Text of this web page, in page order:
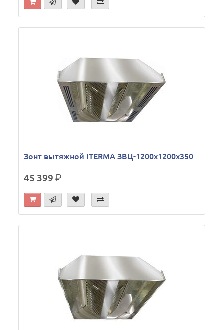
Зонт вытяжной ITERMA ЗВЦ-1200х1200х350
45 399р.